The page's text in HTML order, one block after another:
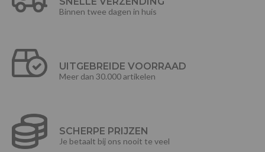
Binnen twee dagen in huis
UITGEBREIDE VOORRAAD
Meer dan 30.000 artikelen
SCHERPE PRIJZEN
Je betaalt bij ons nooit te veel